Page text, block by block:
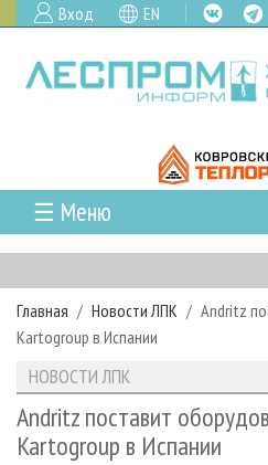
Вход EN
☰ Меню
ГЛАВНАЯ
РУБРИКИ И ТЕМЫ
РУБРИКИ ЖУРНАЛА
ЛЕСОЗАГОТОВКА
ЛЕСОПИЛЕНИЕ
НОВОСТИ
НОВОСТИ ЛПК
НОВОСТИ ЖУРНАЛА
ПРОЕКТЫ ЛПИ
АНАЛИТИКА
ПРЕДПРИЯТИЯ ЛПК
АРХИВ
АРХИВ ЖУРНАЛОВ
О ЖУРНАЛЕ
Главная Новости ЛПК
Andritz
Kartogroup в Испании
НОВОСТИ ЛПК
Andritz поставит
Kartogroup в Испании